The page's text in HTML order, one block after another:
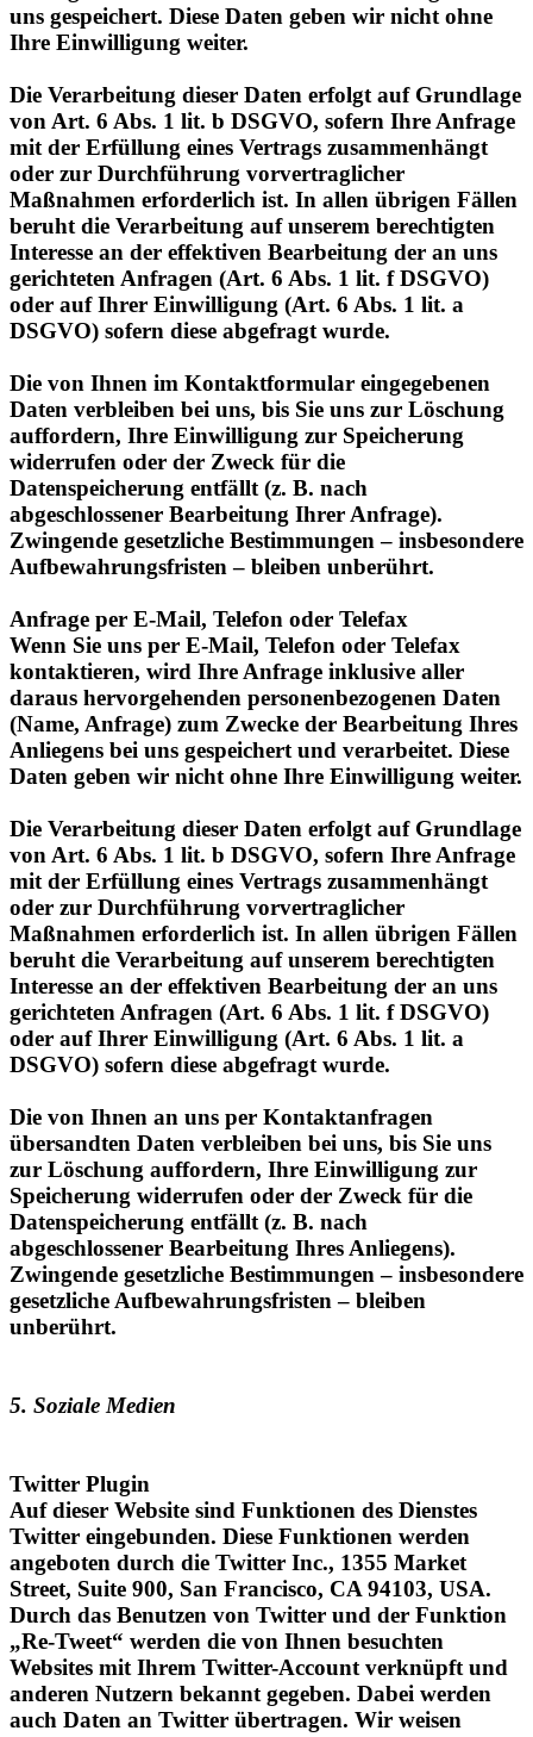
Die Verarbeitung dieser Daten erfolgt auf Grundlage
mit der Erfüllung eines Vertrags zusammenhängt
oder zur Durchführung vorvertraglicher
Maßnahmen erforderlich ist. In allen übrigen Fällen
beruht die Verarbeitung auf unserem berechtigten
Interesse an der effektiven Bearbeitung der an uns
gerichteten Anfragen (Art. 6 Abs. 1 lit. f DSGVO)
oder auf Ihrer Einwilligung (Art. 6 Abs. 1 lit. a
DSGVO) sofern diese abgefragt wurde.
Die von Ihnen im Kontaktformular eingegebenen
auffordern, Ihre Einwilligung zur Speicherung
widerrufen oder der Zweck für die
Datenspeicherung entfällt (z. B. nach
abgeschlossener Bearbeitung Ihrer Anfrage).
Zwingende gesetzliche Bestimmungen – insbesondere
Aufbewahrungsfristen – bleiben unberührt.
Anfrage per E-Mail, Telefon oder Telefax
kontaktieren, wird Ihre Anfrage inklusive aller
daraus hervorgehenden personenbezogenen Daten
(Name, Anfrage) zum Zwecke der Bearbeitung Ihres
Anliegens bei uns gespeichert und verarbeitet. Diese
Daten geben wir nicht ohne Ihre Einwilligung weiter.
Die Verarbeitung dieser Daten erfolgt auf Grundlage
mit der Erfüllung eines Vertrags zusammenhängt
oder zur Durchführung vorvertraglicher
Maßnahmen erforderlich ist. In allen übrigen Fällen
beruht die Verarbeitung auf unserem berechtigten
Interesse an der effektiven Bearbeitung der an uns
gerichteten Anfragen (Art. 6 Abs. 1 lit. f DSGVO)
oder auf Ihrer Einwilligung (Art. 6 Abs. 1 lit. a
DSGVO) sofern diese abgefragt wurde.
Die von Ihnen an uns per Kontaktanfragen
zur Löschung auffordern, Ihre Einwilligung zur
Speicherung widerrufen oder der Zweck für die
Datenspeicherung entfällt (z. B. nach
abgeschlossener Bearbeitung Ihres Anliegens).
Zwingende gesetzliche Bestimmungen – insbesondere
gesetzliche Aufbewahrungsfristen – bleiben
unberührt.
Twitter eingebunden. Diese Funktionen werden
angeboten durch die Twitter Inc., 1355 Market
Street, Suite 900, San Francisco, CA 94103, USA.
Durch das Benutzen von Twitter und der Funktion
„Re-Tweet“ werden die von Ihnen besuchten
Websites mit Ihrem Twitter-Account verknüpft und
anderen Nutzern bekannt gegeben. Dabei werden
auch Daten an Twitter übertragen. Wir weisen
darauf hin, dass wir als Anbieter der Seiten keine
Kenntnis vom Inhalt der übermittelten Daten sowie